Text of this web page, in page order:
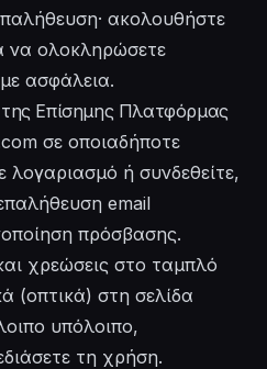
ακολουθήστε
να ολοκληρώσετε
ασφάλεια.
Επίσημης Πλατφόρμας
σε οποιαδήποτε
λογαριασμό ή συνδεθείτε,
email
πρόσβασης.
χρεώσεις στο ταμπλό
(οπτικά) στη σελίδα
υπόλοιπο,
τη χρήση.